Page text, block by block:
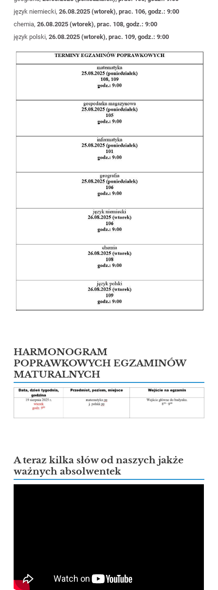
język niemiecki,26.08.2025 (wtorek), prac. 106, godz.: 9:00
chemia,26.08.2025 (wtorek), prac. 108, godz.: 9:00
język polski,26.08.2025 (wtorek), prac. 109, godz.: 9:00
HARMONOGRAM
POPRAWKOWYCH EGZAMINÓW
MATURALNYCH
A teraz kilka słów od naszych jakże
ważnych absolwentek